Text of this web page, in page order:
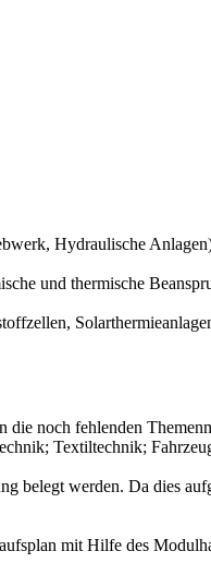
Hydraulische
und thermische
noch fehlenden
Textiltechnik;
belegt werden. Da dies
mit Hilfe des